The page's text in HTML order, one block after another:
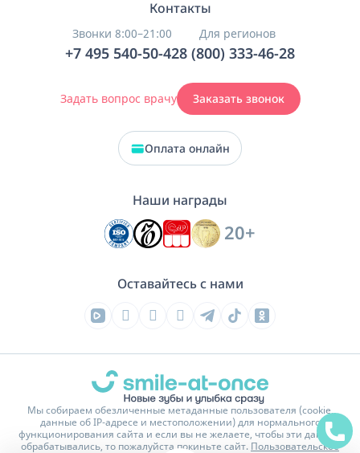
Контакты
Звонки 8:00–21:00
+7 495 540-50-42
Для регионов
8 (800) 333-46-28
Задать вопрос врачу Заказать звонок
Оплата онлайн
Наши награды
20+
Оставайтесь с нами
Мы собираем обезличенные метаданные пользователя (cookie,
данные об IP-адресе и местоположении) для нормального
функционирования сайта и если вы не желаете, чтобы эти данные
обрабатывались, то пожалуйста покиньте сайт. Пользовательское